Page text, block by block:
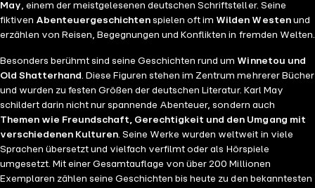
May, einem der meistgelesenen deutschen Schriftsteller. Seine
fiktiven Abenteuergeschichten spielen oft im Wilden Westenund
erzählen von Reisen, Begegnungen und Konflikten in fremden Welten.
Besonders berühmt sind seine Geschichten rund um Winnetou und
Old Shatterhand. Diese Figuren stehen im Zentrum mehrerer Bücher
und wurden zu festen Größen der deutschen Literatur. Karl May
schildert darin nicht nur spannende Abenteuer, sondern auch
Themen wie Freundschaft, Gerechtigkeit und den Umgang mit
verschiedenen Kulturen. Seine Werke wurden weltweit in viele
Sprachen übersetzt und vielfach verfilmt oder als Hörspiele
umgesetzt. Mit einer Gesamtauflage von über 200 Millionen
Exemplaren zählen seine Geschichten bis heute zu den bekanntesten